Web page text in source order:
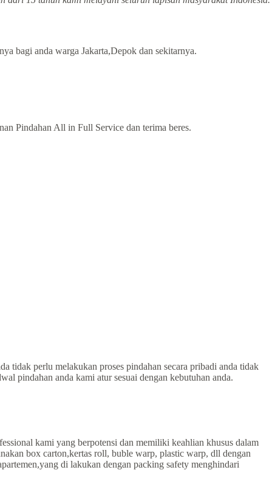
bagi anda warga Jakarta,Depok dan sekitarnya.
Pindahan All in Full Service dan terima beres.
tidak perlu melakukan proses pindahan secara pribadi anda tidak
pindahan anda kami atur sesuai dengan kebutuhan anda.
kami yang berpotensi dan memiliki keahlian khusus dalam
box carton,kertas roll, buble warp, plastic warp, dll dengan
di lakukan dengan packing safety menghindari